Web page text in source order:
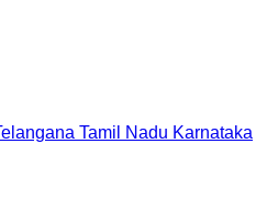
Tamil Nadu Karnataka